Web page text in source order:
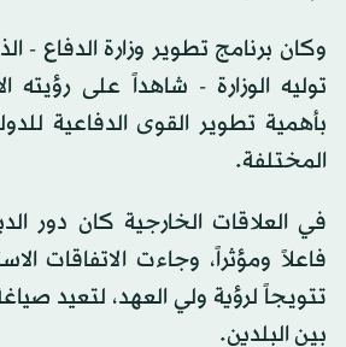
وكان برنامج تطوير وزارة الدفاع -
توليه الوزارة - شاهداً على رؤيته
بأهمية تطوير القوى الدفاعية
المختلفة.
في العلاقات الخارجية كان دور
فاعلاً ومؤثراً، وجاءت الاتفاقات
تتويجاً لرؤية ولي العهد، لتعيد
بين البلدين.